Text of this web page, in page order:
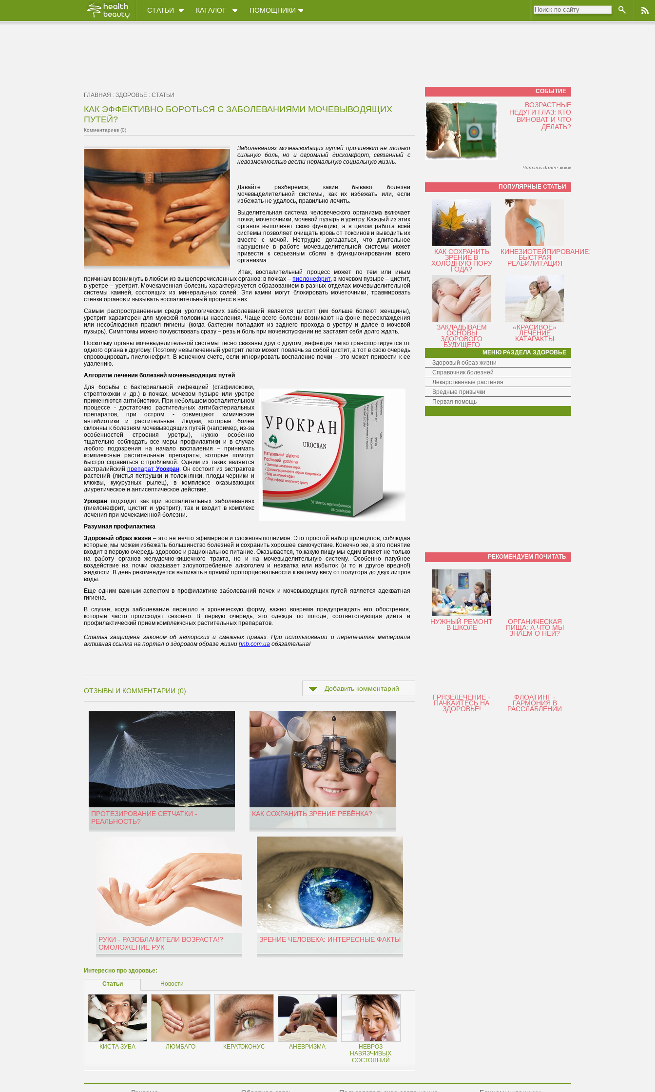
СТАТЬИ КАТАЛОГ ПОМОЩНИКИ
ГЛАВНАЯ : ЗДОРОВЬЕ : СТАТЬИ
КАК ЭФФЕКТИВНО БОРОТЬСЯ С ЗАБОЛЕВАНИЯМИ МОЧЕВЫВОДЯЩИХ
ПУТЕЙ?
Комментариев (0)
Заболеваниях мочевыводящих путей причиняют не только
сильную боль, но и огромный дискомфорт, связанный с
невозможностью вести нормальную социальную жизнь.
Давайте разберемся, какие бывают болезни
мочевыделительной системы, как их избежать или, если
избежать не удалось, правильно лечить.
Выделительная система человеческого организма включает
почки, мочеточники, мочевой пузырь и уретру. Каждый из этих
органов выполняет свою функцию, а в целом работа всей
системы позволяет очищать кровь от токсинов и выводить их
вместе с мочой. Нетрудно догадаться, что длительное
нарушение в работе мочевыделительной системы может
привести к серьезным сбоям в функционировании всего
организма.
Итак, воспалительный процесс может по тем или иным
причинам возникнуть в любом из вышеперечисленных органов: в почках –пиелонефрит, в мочевом пузыре – цистит,
в уретре – уретрит. Мочекаменная болезнь характеризуется образованием в разных отделах мочевыделительной
системы камней, состоящих из минеральных солей. Эти камни могут блокировать мочеточники, травмировать
стенки органов и вызывать воспалительный процесс в них.
Самым распространенным среди урологических заболеваний является цистит (им больше болеют женщины),
уретрит характерен для мужской половины населения. Чаще всего болезни возникают на фоне переохлаждения
или несоблюдения правил гигиены (когда бактерии попадают из заднего прохода в уретру и далее в мочевой
пузырь). Симптомы можно почувствовать сразу – резь и боль при мочеиспускании не заставят себя долго ждать.
Поскольку органы мочевыделительной системы тесно связаны друг с другом, инфекция легко транспортируется от
одного органа к другому. Поэтому невылеченный уретрит легко может повлечь за собой цистит, а тот в свою очередь
спровоцировать пиелонефрит. В конечном счете, если игнорировать воспаление почки – это может привести к ее
удалению.
Алгоритм лечения болезней мочевыводящих путей
Для борьбы с бактериальной инфекцией (стафилококки,
стрептококки и др.) в почках, мочевом пузыре или уретре
применяются антибиотики. При небольшом воспалительном
процессе - достаточно растительных антибактериальных
препаратов, при остром - совмещают химические
антибиотики и растительные. Людям, которые более
склонны к болезням мочевыводящих путей (например, из-за
особенностей строения уретры), нужно особенно
тщательно соблюдать все меры профилактики и в случае
любого подозрения на начало воспаления – принимать
комплексные растительные препараты, которые помогут
быстро справиться с проблемой. Одним из таких является
австралийский препарат Урокран. Он состоит из экстрактов
растений (листья петрушки и толокнянки, плоды черники и
клюквы, кукурузных рылец), в комплексе оказывающих
диуретическое и антисептическое действие.
Урокран подходит как при воспалительных заболеваниях
(пиелонефрит, цистит и уретрит), так и входит в комплекс
лечения при мочекаменной болезни.
Разумная профилактика
Здоровый образ жизни – это не нечто эфемерное и сложновыполнимое. Это простой набор принципов, соблюдая
которые, мы можем избежать большинство болезней и сохранить хорошее самочуствие. Конечно же, в это понятие
входит в первую очередь здоровое и рациональное питание. Оказывается, то,какую пищу мы едим влияет не только
на работу органов желудочно-кишечного тракта, но и на мочевыделительную систему. Особенно пагубное
воздействие на почки оказывает злоупотребление алкоголем и нехватка или избыток (и то и другое вредно!)
жидкости. В день рекомендуется выпивать в прямой пропорциональности к вашему весу от полутора до двух литров
воды.
Еще одним важным аспектом в профилактике заболеваний почек и мочевыводящих путей является адекватная
гигиена.
В случае, когда заболевание перешло в хроническую форму, важно вовремя предупреждать его обострения,
которые часто происходят сезонно. В первую очередь, это одежда по погоде, соответствующая диета и
профилактический прием комплекчсных растительных препаратов.
Статья защищена законом об авторских и смежных правах. При использовании и перепечатке материала
активная ссылка на портал о здоровом образе жизни hnb.com.ua обязательна!
ОТЗЫВЫ И КОММЕНТАРИИ (0) Добавить комментарий
ПРОТЕЗИРОВАНИЕ СЕТЧАТКИ -
РЕАЛЬНОСТЬ?
КАК СОХРАНИТЬ ЗРЕНИЕ РЕБЁНКА?
РУКИ - РАЗОБЛАЧИТЕЛИ ВОЗРАСТА!?
ОМОЛОЖЕНИЕ РУК
ЗРЕНИЕ ЧЕЛОВЕКА: ИНТЕРЕСНЫЕ ФАКТЫ
Интересно про здоровье:
Статьи
Новости
КИСТА ЗУБА ЛЮМБАГО КЕРАТОКОНУС АНЕВРИЗМА
НЕВРОЗ
НАВЯЗЧИВЫХ
СОСТОЯНИЙ
СОБЫТИЕ
ВОЗРАСТНЫЕ
НЕДУГИ ГЛАЗ: КТО
ВИНОВАТ И ЧТО
ДЕЛАТЬ?
Читать далее
ПОПУЛЯРНЫЕ СТАТЬИ
КАК СОХРАНИТЬ
ЗРЕНИЕ В
ХОЛОДНУЮ ПОРУ
ГОДА?
КИНЕЗИОТЕЙПИРОВАНИЕ:
БЫСТРАЯ
РЕАБИЛИТАЦИЯ
ЗАКЛАДЫВАЕМ
ОСНОВЫ
ЗДОРОВОГО
БУДУЩЕГО
«КРАСИВОЕ»
ЛЕЧЕНИЕ
КАТАРАКТЫ
МЕНЮ РАЗДЕЛА ЗДОРОВЬЕ
Здоровый образ жизни
Справочник болезней
Лекарственные растения
Вредные привычки
Первая помощь
РЕКОМЕНДУЕМ ПОЧИТАТЬ
НУЖНЫЙ РЕМОНТ
В ШКОЛЕ
ОРГАНИЧЕСКАЯ
ПИЩА: А ЧТО МЫ
ЗНАЕМ О НЕЙ?
ГРЯЗЕЛЕЧЕНИЕ -
ПАЧКАЙТЕСЬ НА
ЗДОРОВЬЕ!
ФЛОАТИНГ -
ГАРМОНИЯ В
РАССЛАБЛЕНИИ